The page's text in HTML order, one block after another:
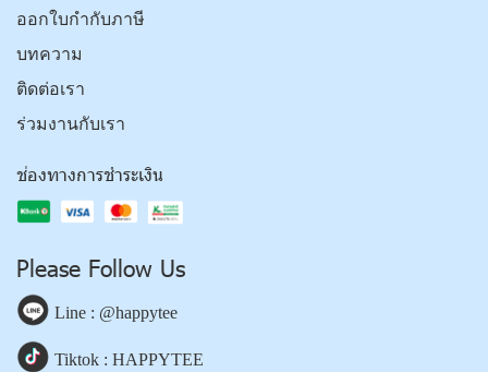
ออกใบกำกับภาษี
บทความ
ติดต่อเรา
ร่วมงานกับเรา
ช่องทางการชำระเงิน
Please Follow Us
Line : @happytee
Tiktok : HAPPYTEE